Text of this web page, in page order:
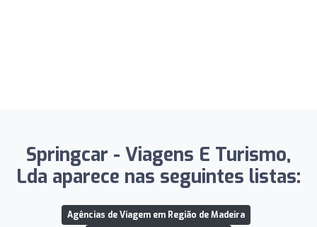
Springcar - Viagens E Turismo,
Lda aparece nas seguintes listas:
Agências de Viagem em Região de Madeira